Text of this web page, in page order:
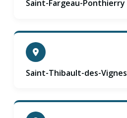
Saint-Fargeau-Ponthierry
Saint-Thibault-des-Vignes